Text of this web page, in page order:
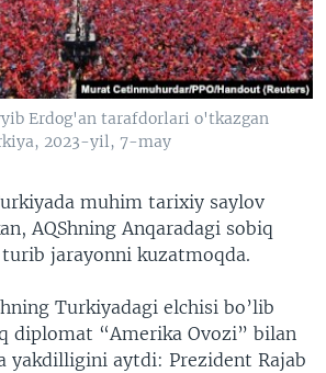
Erdog'an tarafdorlari o'tkazgan
2023-yil, 7-may
muhim tarixiy saylov
AQShning Anqaradagi sobiq
jarayonni kuzatmoqda.
Turkiyadagi elchisi bo’lib
diplomat “Amerika Ovozi” bilan
yakdilligini aytdi: Prezident Rajab